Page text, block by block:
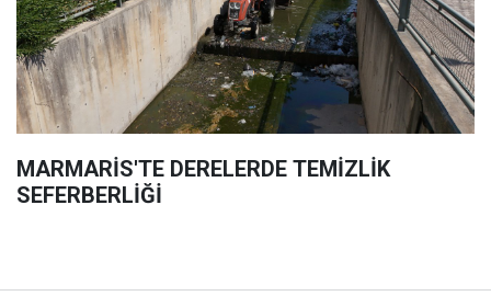
MARMARİS'TE DERELERDE TEMİZLİK
SEFERBERLİĞİ